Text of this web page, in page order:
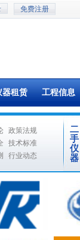
免费注册
器租赁 工程信息
政策法规
技术标准
行业动态
二
手
仪
器